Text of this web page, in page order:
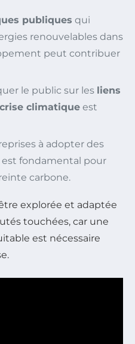
publiques qui
renouvelables dans
peut contribuer
le public sur les liens
climatique est
à adopter des
est fondamental pour
carbone.
explorée et adaptée
touchées, car une
est nécessaire